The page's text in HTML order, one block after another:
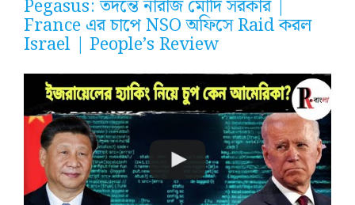
Pegasus: তদন্তে নারাজ মোদি সরকার |
France এর চাপে NSO অফিসে Raid করল
Israel | People’s Review